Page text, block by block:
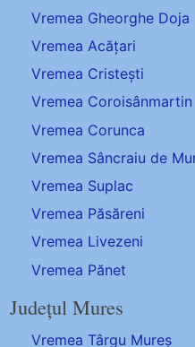
Vremea Gheorghe Doja
Vremea Acățari
Vremea Cristești
Vremea Coroisânmartin
Vremea Corunca
Vremea Sâncraiu de
Vremea Suplac
Vremea Păsăreni
Vremea Livezeni
Vremea Pănet
Județul Mures
Vremea Târgu Mureș